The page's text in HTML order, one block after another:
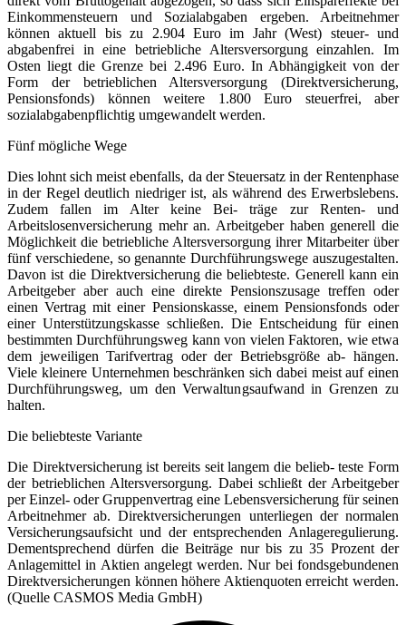
Einkommensteuern und Sozialabgaben ergeben. Arbeitnehmer
können aktuell bis zu 2.904 Euro im Jahr (West) steuer- und
abgabenfrei in eine betriebliche Altersversorgung einzahlen. Im
Osten liegt die Grenze bei 2.496 Euro. In Abhängigkeit von der
Form der betrieblichen Altersversorgung (Direktversicherung,
Pensionsfonds) können weitere 1.800 Euro steuerfrei, aber
sozialabgabenpflichtig umgewandelt werden.
Fünf mögliche Wege
Dies lohnt sich meist ebenfalls, da der Steuersatz in der Rentenphase
in der Regel deutlich niedriger ist, als während des Erwerbslebens.
Zudem fallen im Alter keine Bei- träge zur Renten- und
Arbeitslosenversicherung mehr an. Arbeitgeber haben generell die
Möglichkeit die betriebliche Altersversorgung ihrer Mitarbeiter über
fünf verschiedene, so genannte Durchführungswege auszugestalten.
Davon ist die Direktversicherung die beliebteste. Generell kann ein
Arbeitgeber aber auch eine direkte Pensionszusage treffen oder
einen Vertrag mit einer Pensionskasse, einem Pensionsfonds oder
einer Unterstützungskasse schließen. Die Entscheidung für einen
bestimmten Durchführungsweg kann von vielen Faktoren, wie etwa
dem jeweiligen Tarifvertrag oder der Betriebsgröße ab- hängen.
Viele kleinere Unternehmen beschränken sich dabei meist auf einen
Durchführungsweg, um den Verwaltungsaufwand in Grenzen zu
halten.
Die beliebteste Variante
Die Direktversicherung ist bereits seit langem die belieb- teste Form
der betrieblichen Altersversorgung. Dabei schließt der Arbeitgeber
per Einzel- oder Gruppenvertrag eine Lebensversicherung für seinen
Arbeitnehmer ab. Direktversicherungen unterliegen der normalen
Versicherungsaufsicht und der entsprechenden Anlageregulierung.
Dementsprechend dürfen die Beiträge nur bis zu 35 Prozent der
Anlagemittel in Aktien angelegt werden. Nur bei fondsgebundenen
Direktversicherungen können höhere Aktienquoten erreicht werden.
(Quelle CASMOS Media GmbH)